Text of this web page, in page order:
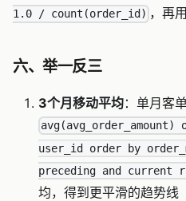
1.0 / count(order_id) ，再用
六、举一反三
3个月移动平均：单月客
user_id order by
preceding and current
均，得到更平滑的趋势线